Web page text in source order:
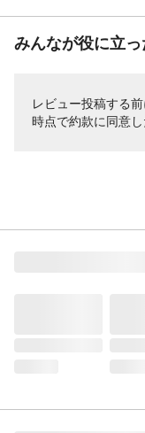
みんなが役に立
レビュー投稿する
時点で約款に同意し